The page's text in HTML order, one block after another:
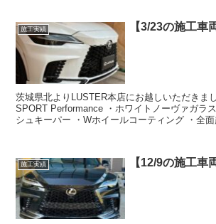
施工実績 【3/23の施工車
茨城県北よりLUSTER本店にお越しいただきま
SPORT Performance ・ホワイトノーヴァガラ
シュキーパー ・Wホイールコーティング ・全面
施工実績 【12/9の施工車